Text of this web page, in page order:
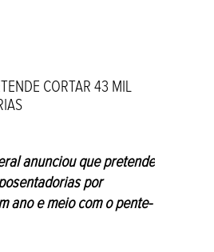
CORTAR 43 MIL
anunciou que pretende
por
ano e meio com o pente-